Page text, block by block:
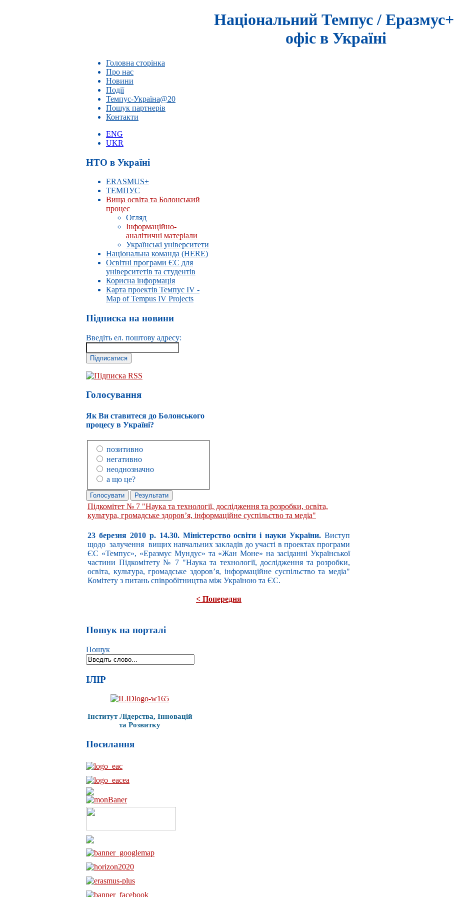
Національний Темпус / Еразмус+
офіс в Україні
Головна сторінка
Про нас
Новини
Події
Темпус-Україна@20
Пошук партнерів
Контакти
ENG
UKR
НТО в Україні
ERASMUS+
ТЕМПУС
Вища освіта та Болонський
процес
Огляд
Інформаційно-
аналітичні матеріали
Українські університети
Національна команда (HERE)
Освітні програми ЄС для
університетів та студентів
Корисна інформація
Карта проектів Темпус IV -
Map of Tempus IV Projects
Підписка на новини
Введіть ел. поштову адресу:
Підписка RSS
Голосування
Як Ви ставитеся до Болонського
процесу в Україні?
позитивно
негативно
неоднозначно
а що це?
Підкомітет № 7 "Наука та технології, дослідження та розробки, освіта,
культура, громадське здоров’я, інформаційне суспільство та медіа"
23 березня 2010 р. 14.30. Міністерство освіти і науки України. Виступ
щодо залучення вищих навчальних закладів до участі в проектах програми
ЄС «Темпус», «Еразмус Мундус» та «Жан Моне» на засіданні Української
частини Підкомітету № 7 "Наука та технології, дослідження та розробки,
освіта, культура, громадське здоров’я, інформаційне суспільство та медіа"
Комітету з питань співробітництва між Україною та ЄС.
< Попередня
Пошук на порталі
Пошук
ІЛІР
Інститут Лідерства, Інновацій
та Розвитку
Посилання